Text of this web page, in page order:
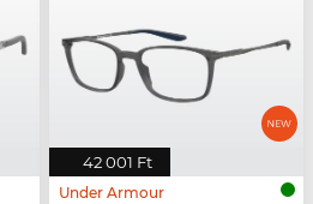
42 001 Ft
Under Armour